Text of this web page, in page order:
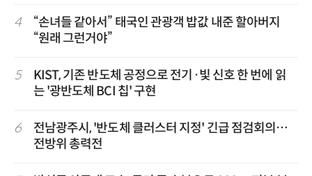
4
“손녀들 같아서” 태국인 관광객 밥값 내준 할아버지
“원래 그런거야”
5
KIST, 기존 반도체 공정으로 전기·빛 신호 한 번에 읽
는 '광반도체 BCI 칩' 구현
6
전남광주시, '반도체 클러스터 지정' 긴급 점검회의…
전방위 총력전